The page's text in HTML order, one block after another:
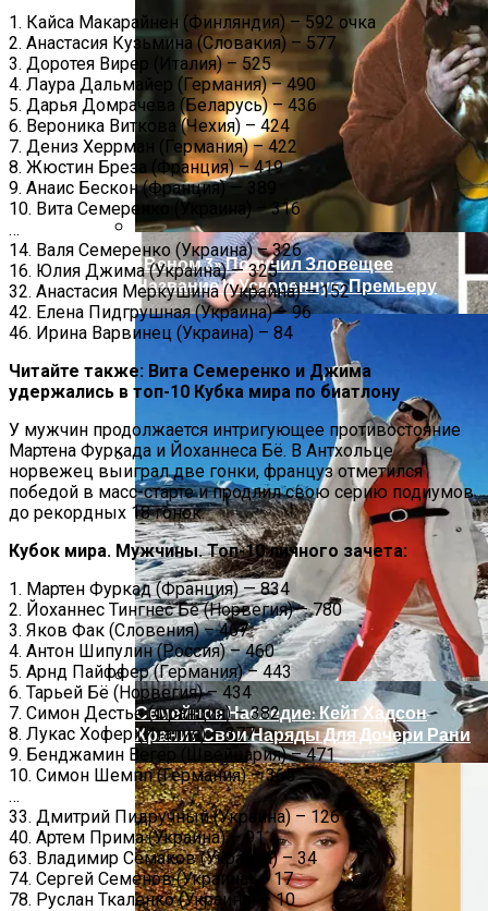
Масштабный Пожар В Киевской
Многоэтажке: Пострадавший Попал В
Реанимацию
В Киеве У Копа, Подозреваемого В
Наркоторговле, Нашли Пистолет
Януковича
«Веном 3» Получил Зловещее
Название И Ускоренную Премьеру
Семейное Наследие: Кейт Хадсон
Хранит Свои Наряды Для Дочери Рани
1. Кайса Макарайнен (Финляндия) – 592 очка
2. Анастасия Кузьмина (Словакия) – 577
3. Доротея Вирер (Италия) – 525
4. Лаура Дальмайер (Германия) – 490
5. Дарья Домрачева (Беларусь) – 436
6. Вероника Виткова (Чехия) – 424
7. Дениз Херрман (Германия) – 422
8. Жюстин Бреза (Франция) – 419
9. Анаис Бескон (Франция) — 389
10. Вита Семеренко (Украина) – 316
…
14. Валя Семеренко (Украина) – 326
16. Юлия Джима (Украина) — 325
32. Анастасия Меркушина (Украина) – 152
42. Елена Пидгрушная (Украина) – 96
46. Ирина Варвинец (Украина) – 84
Читайте также: Вита Семеренко и Джима
удержались в топ-10 Кубка мира по биатлону
У мужчин продолжается интригующее противостояние
Мартена Фуркада и Йоханнеса Бё. В Антхольце
норвежец выиграл две гонки, француз отметился
победой в масс-старте и продлил свою серию подиумов
до рекордных 18 гонок.
Кубок мира. Мужчины. Топ-10 личного зачета:
1. Мартен Фуркад (Франция) — 834
2. Йоханнес Тингнес Бё (Норвегия) – 780
3. Яков Фак (Словения) – 467
4. Антон Шипулин (Россия) – 460
5. Арнд Пайффер (Германия) – 443
6. Тарьей Бё (Норвегия) – 434
7. Симон Дестье (Франция) – 382
8. Лукас Хофер (Италия) – 377
9. Бенджамин Вегер (Швейцария) – 471
10. Симон Шемпп (Германия) – 365
…
33. Дмитрий Пидручный (Украина) – 126
40. Артем Прима (Украина) – 91
63. Владимир Семаков (Украина) – 34
74. Сергей Семенов (Украина) – 17
78. Руслан Ткаленко (Украина) – 10